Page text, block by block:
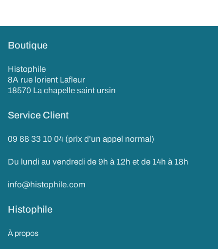
Boutique
Histophile
8A rue lorient Lafleur
18570 La chapelle saint ursin
Service Client
09 88 33 10 04 (prix d'un appel normal)
Du lundi au vendredi de 9h à 12h et de 14h à 18h
info@histophile.com
Histophile
À propos